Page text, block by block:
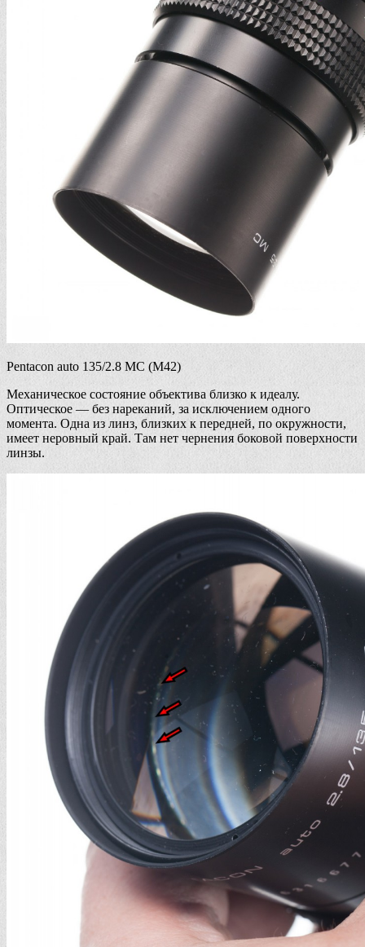
Pentacon auto 135/2.8 MC (М42)
Механическое состояние объектива близко к идеалу.
Оптическое — без нареканий, за исключением одного
момента. Одна из линз, близких к передней, по окружности,
имеет неровный край. Там нет чернения боковой поверхности
линзы.